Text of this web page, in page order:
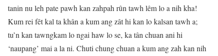
tanin nu leh pate pawh kan zahpah rûn tawh lêm lo a nih kha!
Kum rei fêt kal ta khân a kum ang zât hi kan lo kalsan tawh a;
tu’n kan tawngkam lo ngai haw lo se, ka tân chuan ani hi
‘naupang’ mai a la ni. Chuti chung chuan a kum ang zah kan nih